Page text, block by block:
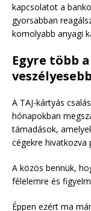
kapcsolatot a
gyorsabban
komolyabb anyagi
Egyre több
A TAJ-kártyás
hónapokban
támadások,
cégekre hivatkozva
A közös bennük,
félelemre és
Éppen ezért ma